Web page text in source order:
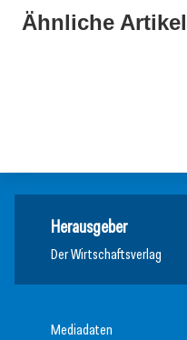
Ähnliche Artikel
Was Handwerksbetriebe
Herausgeber
Der Wirtschaftsverlag
Mediadaten